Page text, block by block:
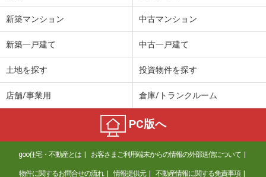
新築マンション 中古マンション
新築一戸建て 中古一戸建て
土地を探す 投資物件を探す
店舗/事業用 倉庫/トランクルーム
PC版へ
goo住宅・不動産とは お客さまご利用端末からの情報の外部送信について
物件に関するお問合せの流れ 情報提供元 不動産情報に関する免責事項